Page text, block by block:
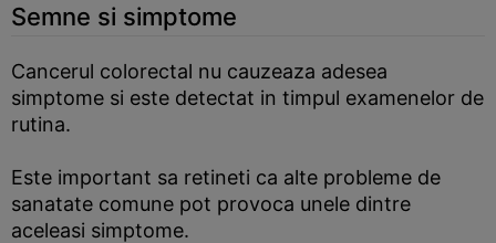
Semne si simptome
Cancerul colorectal nu cauzeaza adesea
simptome si este detectat in timpul examenelor de
rutina.
Este important sa retineti ca alte probleme de
sanatate comune pot provoca unele dintre
aceleasi simptome.